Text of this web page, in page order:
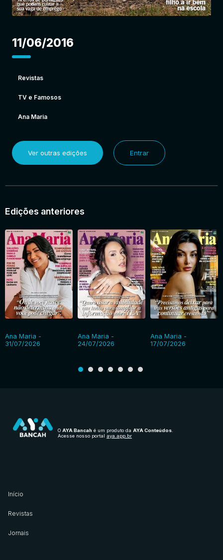
11/06/2016
Revistas
TV e Famosos
Ana Maria
Ver outras edições Entrar
Edições anteriores
Ana Maria -
31/07/2026
Ana Maria -
24/07/2026
Ana Maria -
17/07/2026
O AYA Bancah é um produto da AYA Conteúdos
Acesse nosso portal aya.app.br
Início
Revistas
Jornais